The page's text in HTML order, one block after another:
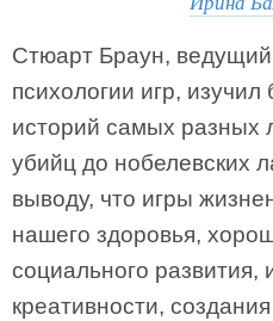
Стюарт Браун, ведущий
психологии игр,
историй самых
убийц до нобелевских
выводу, что игры
нашего здоровья,
социального развития,
креативности,